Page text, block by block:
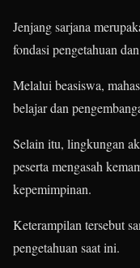
Jenjang sarjana
fondasi pengetahuan
Melalui beasiswa,
belajar dan
Selain itu, lingkungan
peserta mengasah
kepemimpinan.
Keterampilan tersebut
pengetahuan saat ini.